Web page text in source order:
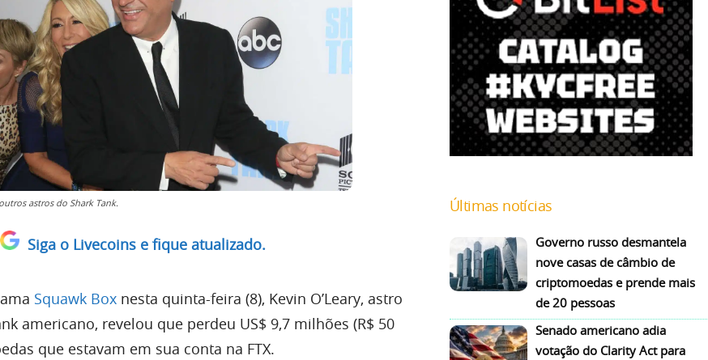
astros do Shark Tank.
Siga o Livecoins e fique atualizado.
Squawk Box nesta quinta-feira (8), Kevin O’Leary, astro
americano, revelou que perdeu US$ 9,7 milhões (R$ 50
que estavam em sua conta na FTX.
Últimas notícias
Governo russo desmantela
nove casas de câmbio de
criptomoedas e prende mais
de 20 pessoas
Senado americano adia
votação do Clarity Act para